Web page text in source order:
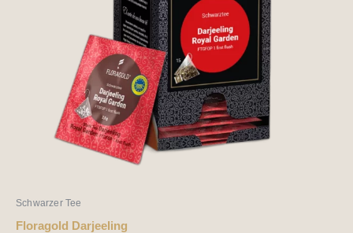
Schwarzer Tee
Floragold Darjeeling